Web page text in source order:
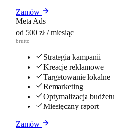
Zamów
Meta Ads
od 500 zł / miesiąc
brutto
Strategia kampanii
Kreacje reklamowe
Targetowanie lokalne
Remarketing
Optymalizacja budżetu
Miesięczny raport
Zamów